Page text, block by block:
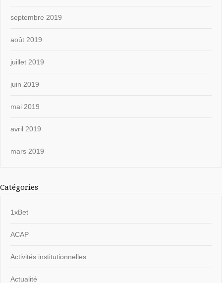
septembre 2019
août 2019
juillet 2019
juin 2019
mai 2019
avril 2019
mars 2019
Catégories
1xBet
ACAP
Activités institutionnelles
Actualité